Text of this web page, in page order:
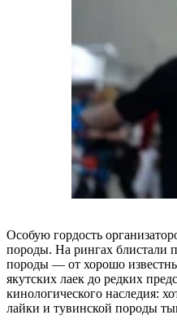
Особую гордость
породы. На рингах блистали
породы — от хорошо
якутских лаек до редких
кинологического наследия:
лайки и тувинской породы